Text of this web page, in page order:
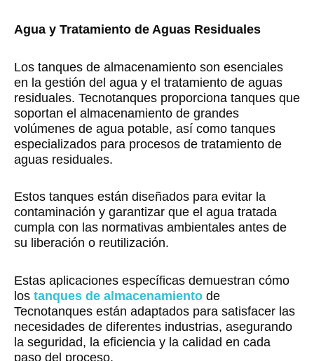
Agua y Tratamiento de Aguas Residuales
Los tanques de almacenamiento son esenciales
en la gestión del agua y el tratamiento de aguas
residuales. Tecnotanques proporciona tanques que
soportan el almacenamiento de grandes
volúmenes de agua potable, así como tanques
especializados para procesos de tratamiento de
aguas residuales.
Estos tanques están diseñados para evitar la
contaminación y garantizar que el agua tratada
cumpla con las normativas ambientales antes de
su liberación o reutilización.
Estas aplicaciones específicas demuestran cómo
los tanques de almacenamiento de
Tecnotanques están adaptados para satisfacer las
necesidades de diferentes industrias, asegurando
la seguridad, la eficiencia y la calidad en cada
paso del proceso.